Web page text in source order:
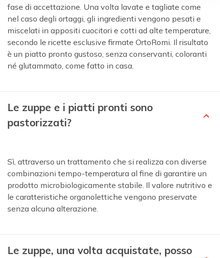
fase di accettazione. Una volta lavate e tagliate come
nel caso degli ortaggi, gli ingredienti vengono pesati e
miscelati in appositi cuocitori e cotti ad alte temperature,
secondo le ricette esclusive firmate OrtoRomi. Il risultato
è un piatto pronto gustoso, senza conservanti, coloranti
né glutammato, come fatto in casa.
Le zuppe e i piatti pronti sono
pastorizzati?
Sì, attraverso un trattamento che si realizza con diverse
combinazioni tempo-temperatura al fine di garantire un
prodotto microbiologicamente stabile. Il valore nutritivo e
le caratteristiche organolettiche vengono preservate
senza alcuna alterazione.
Le zuppe, una volta acquistate, posso